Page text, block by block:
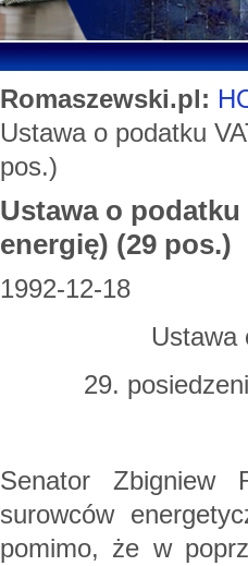
Romaszewski.pl:
Ustawa o podatku
pos.)
Ustawa o podatku
energię) (29 pos.)
1992-12-18
Ustawa
29.
Senator Zbigniew
surowców
pomimo, że w